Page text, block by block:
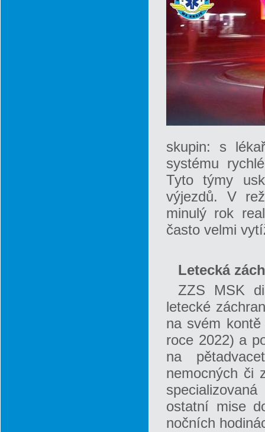
skupin: s
systému
Tyto týmy
výjezdů. V
minulý rok
často velmi
Letecká
ZZS MSK
letecké
na svém
roce 2022) a
na
nemocných či
ostatní mise
nočních